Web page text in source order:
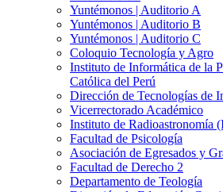
Yuntémonos | Auditorio A
Yuntémonos | Auditorio B
Yuntémonos | Auditorio C
Coloquio Tecnología y Agro
Instituto de Informática de la
Católica del Perú
Dirección de Tecnologías de
Vicerrectorado Académico
Instituto de Radioastronomía
Facultad de Psicología
Asociación de Egresados y
Facultad de Derecho 2
Departamento de Teología